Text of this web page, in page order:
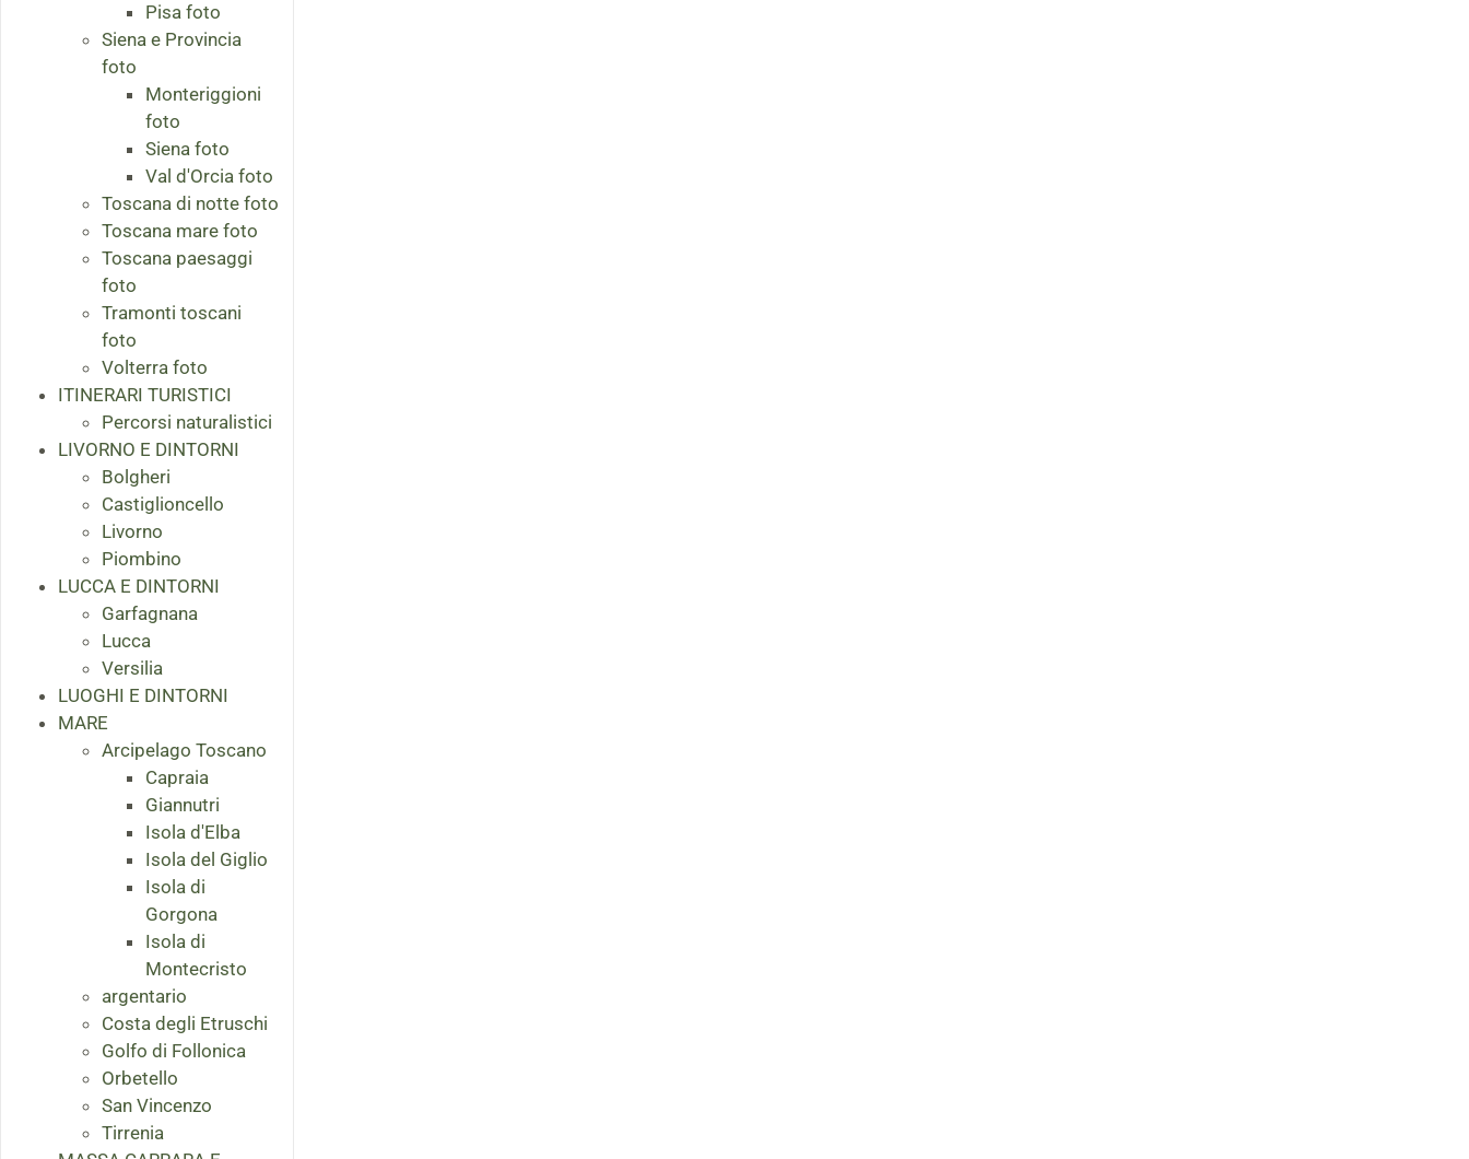
Pisa foto
Siena e Provincia
foto
Monteriggioni
foto
Siena foto
Val d'Orcia foto
Toscana di notte foto
Toscana mare foto
Toscana paesaggi
foto
Tramonti toscani
foto
Volterra foto
ITINERARI TURISTICI
Percorsi naturalistici
LIVORNO E DINTORNI
Bolgheri
Castiglioncello
Livorno
Piombino
LUCCA E DINTORNI
Garfagnana
Lucca
Versilia
LUOGHI E DINTORNI
MARE
Arcipelago Toscano
Capraia
Giannutri
Isola d'Elba
Isola del Giglio
Isola di
Gorgona
Isola di
Montecristo
argentario
Costa degli Etruschi
Golfo di Follonica
Orbetello
San Vincenzo
Tirrenia